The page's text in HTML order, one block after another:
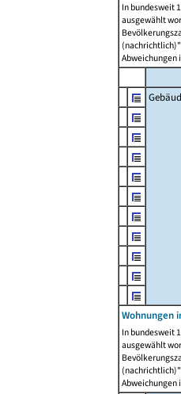
In bundesweit
ausgewählt
Abweichungen
Wohnungen
In bundesweit
ausgewählt
Abweichungen